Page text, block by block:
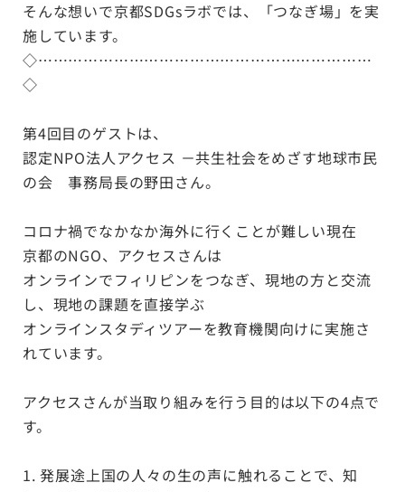
そんな想いで京都SDGsラボでは、「つなぎ場」を実
施しています。
◇…………………………………………………………
◇
第4回目のゲストは、
認定NPO法人 アクセス －共生社会をめざす地球市民
の会 事務局長の野田さん。
コロナ禍でなかなか海外に行くことが難しい現在
京都のNGO、アクセスさんは
オンラインでフィリピンをつなぎ、現地の方と交流
し、現地の課題を直接学ぶ
オンラインスタディツアーを教育機関向けに実施さ
れています。
アクセスさんが当取り組みを行う目的は以下の4点で
す。
1. 発展途上国の人々の生の声に触れることで、知